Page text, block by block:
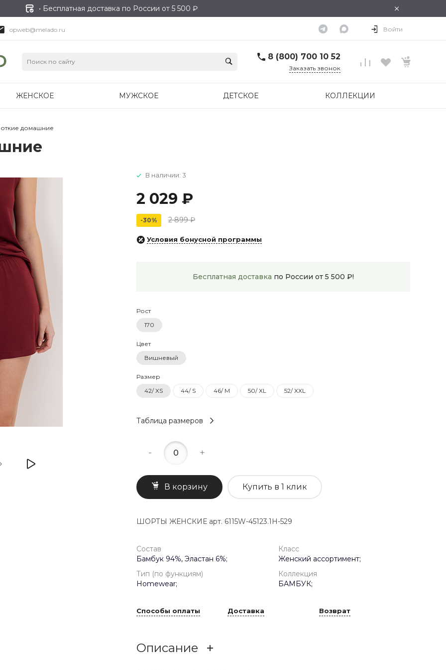
• Бесплатная доставка по России от 5 500 ₽ ×
opweb@melado.ru Войти
8 (800) 700 10 52
Заказать звонок
ЖЕНСКОЕ МУЖСКОЕ ДЕТСКОЕ КОЛЛЕКЦИИ
домашние
В наличии: 3
2 029 ₽
-30% 2 899 ₽
Условия бонусной программы
Бесплатная доставка по России от 5 500 ₽!
Рост
170
Цвет
Вишневый
Размер
42/ XS
44/ S 46/ M 50/ XL 52/ XXL
Таблица размеров
- +
В корзину Купить в 1 клик
ШОРТЫ ЖЕНСКИЕ арт. 6115W-45123.1H-529
Состав
Бамбук 94%, Эластан 6%;
Класс
Женский ассортимент;
Тип (по функциям)
Homewear;
Коллекция
БАМБУК;
Способы оплаты Доставка Возврат
Описание